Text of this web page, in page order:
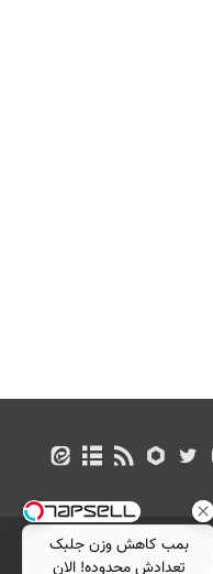
بمب کاهش وزن جلبک
تعدادش محدوده! الان